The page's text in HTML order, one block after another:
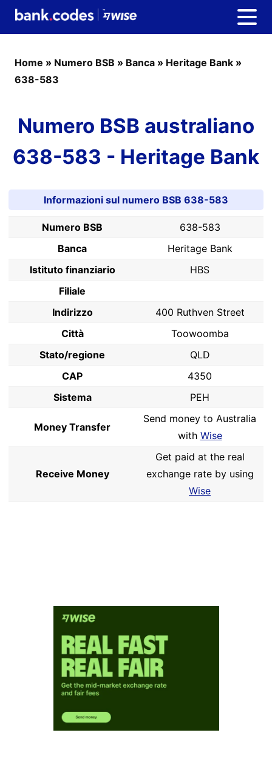
Home » Numero BSB » Banca » Heritage Bank »
638-583
Numero BSB australiano
638-583 - Heritage Bank
Informazioni sul numero BSB 638-583
Numero BSB
638-583
Banca
Heritage Bank
Istituto finanziario
HBS
Filiale
Indirizzo
400 Ruthven Street
Città
Toowoomba
Stato/regione
QLD
CAP
4350
Sistema
PEH
Money Transfer
Send money to Australia
with Wise
Receive Money
Get paid at the real
exchange rate by using
Wise